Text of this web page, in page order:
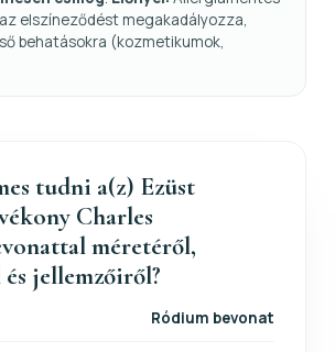
elszíneződést megakadályozza,
behatásokra (kozmetikumok,
tudni a(z) Ezüst
Charles
méretéről,
jellemzőiről?
Ródium bevonat